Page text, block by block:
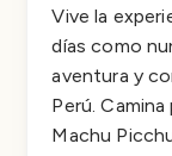
Vive la
días como
aventura y
Perú.
Machu